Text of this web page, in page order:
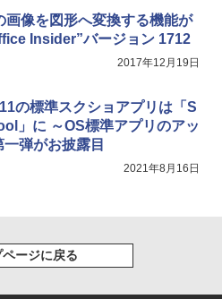
画像を図形へ変換する機能が
Insider”バージョン 1712
2017年12月19日
の標準スクショアプリは「S
」に ～OS標準アプリのアッ
弾がお披露目
2021年8月16日
ページに戻る